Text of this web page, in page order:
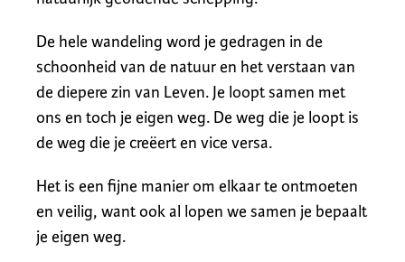
De hele wandeling word je gedragen in de
schoonheid van de natuur en het verstaan van
de diepere zin van Leven. Je loopt samen met
ons en toch je eigen weg. De weg die je loopt is
de weg die je creëert en vice versa.
Het is een fijne manier om elkaar te ontmoeten
en veilig, want ook al lopen we samen je bepaalt
je eigen weg.